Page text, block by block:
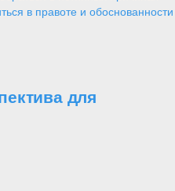
в правоте и обоснованности
для